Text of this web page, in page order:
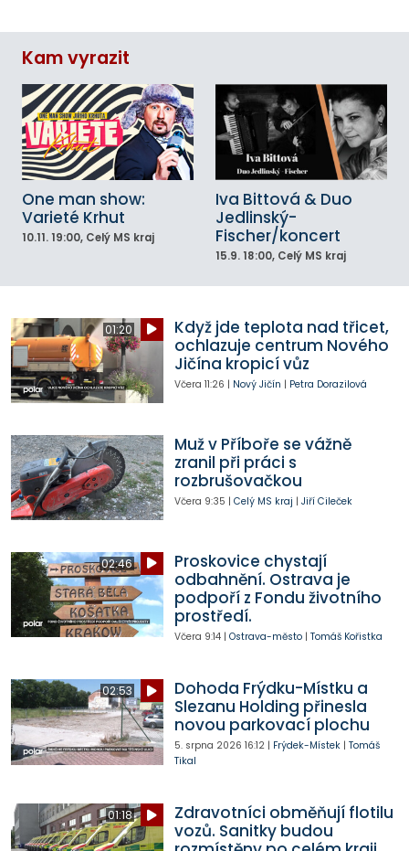
Kam vyrazit
One man show:
Varieté Krhut
10.11. 19:00, Celý MS kraj
Iva Bittová & Duo
Jedlinský-
Fischer/koncert
15.9. 18:00, Celý MS kraj
01:20
Když jde teplota nad třicet,
ochlazuje centrum Nového
Jičína kropicí vůz
Včera 11:26 | Nový Jičín | Petra Dorazilová
Muž v Příboře se vážně
zranil při práci s
rozbrušovačkou
Včera 9:35 | Celý MS kraj | Jiří Cileček
02:46
Proskovice chystají
odbahnění. Ostrava je
podpoří z Fondu životního
prostředí.
Včera 9:14| Ostrava-město| Tomáš Kořistka
02:53
Dohoda Frýdku-Místku a
Slezanu Holding přinesla
novou parkovací plochu
5. srpna 2026 16:12| Frýdek-Místek| Tomáš
Tikal
01:18
Zdravotníci obměňují flotilu
vozů. Sanitky budou